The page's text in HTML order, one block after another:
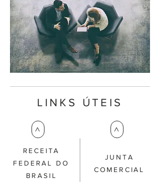
RECEITA
FEDERAL DO
BRASIL
JUNTA
COMERCIAL
>
>
LINKS ÚTEIS